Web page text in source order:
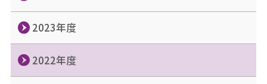
2023年度
2022年度